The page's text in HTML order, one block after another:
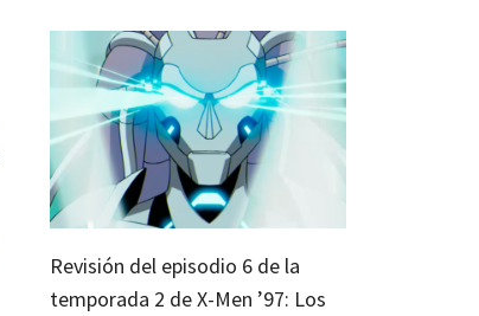
Revisión del episodio 6 de la
temporada 2 de X-Men ’97: Los